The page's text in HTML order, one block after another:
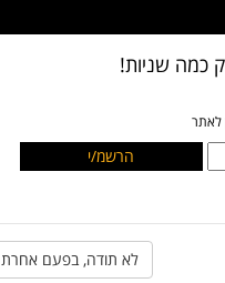
כמה שניות!
לאתר
לא תודה, בפעם אחרת